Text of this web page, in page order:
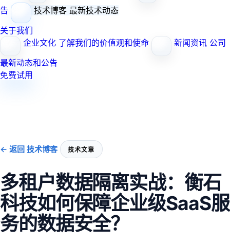
告
技术博客 最新技术动态
关于我们
企业文化 了解我们的价值观和使命 新闻资讯 公司
最新动态和公告
免费试用
← 返回 技术博客 技术文章
多租户数据隔离实战：衡石
科技如何保障企业级SaaS服
务的数据安全？